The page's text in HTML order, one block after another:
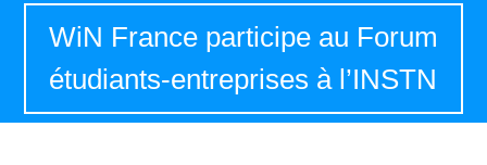
WiN France participe au Forum
étudiants-entreprises à l’INSTN